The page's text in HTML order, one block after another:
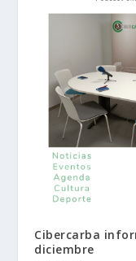
Cibercarba
diciembre